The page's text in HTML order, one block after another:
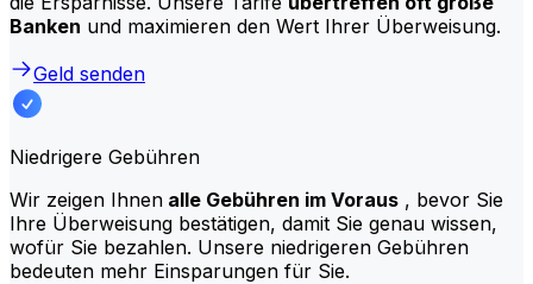
Banken und maximieren den Wert Ihrer Überweisung.
Geld senden
Niedrigere Gebühren
Wir zeigen Ihnen alle Gebühren im Voraus , bevor Sie
Ihre Überweisung bestätigen, damit Sie genau wissen,
wofür Sie bezahlen. Unsere niedrigeren Gebühren
bedeuten mehr Einsparungen für Sie.